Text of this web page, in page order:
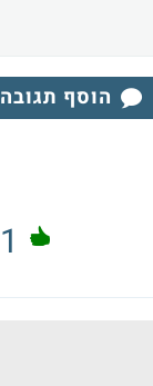
הוסף תגובה
1